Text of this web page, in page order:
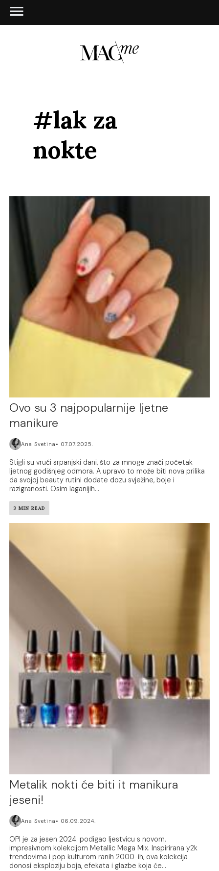
#lak za
nokte
Ovo su 3 najpopularnije ljetne
manikure
Ana Svetina 07.07.2025.
Stigli su vrući srpanjski dani, što za mnoge znači početak
ljetnog godišnjeg odmora. A upravo to može biti nova prilika
da svojoj beauty rutini dodate dozu svježine, boje i
razigranosti. Osim laganijih...
3 MIN READ
Metalik nokti će biti it manikura
jeseni!
Ana Svetina 06.09.2024.
OPI je za jesen 2024. podigao ljestvicu s novom,
impresivnom kolekcijom Metallic Mega Mix. Inspirirana y2k
trendovima i pop kulturom ranih 2000-ih, ova kolekcija
donosi eksploziju boja, efekata i glazbe koja će...